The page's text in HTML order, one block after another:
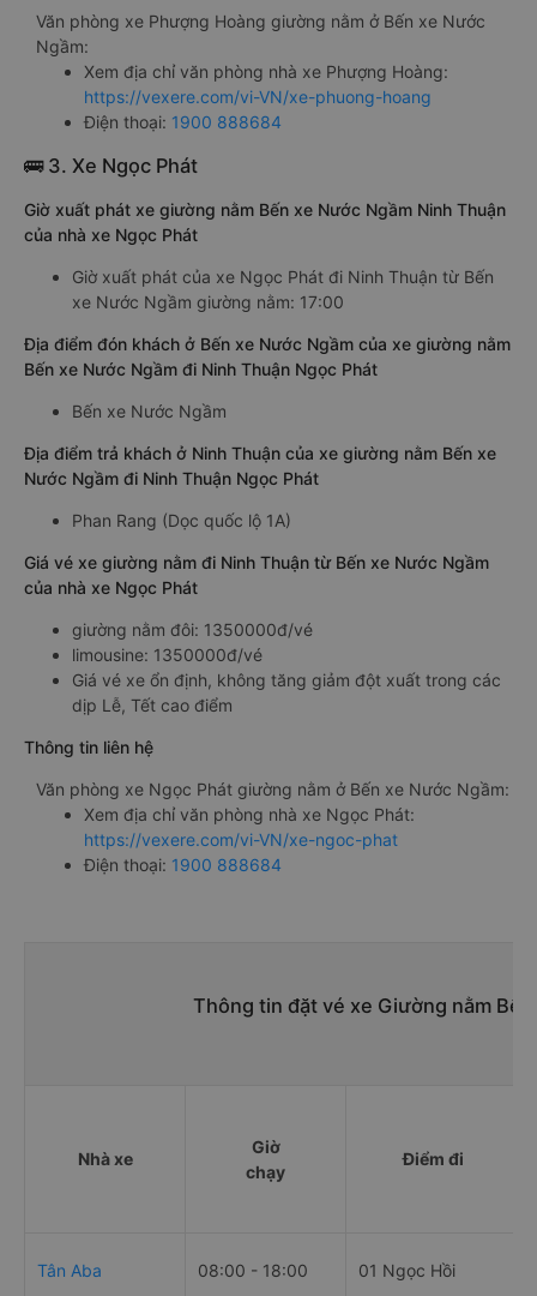
Văn phòng xe Phượng Hoàng giường nằm ở Bến xe Nước
Ngầm:
Xem địa chỉ văn phòng nhà xe Phượng Hoàng:
https://vexere.com/vi-VN/xe-phuong-hoang
Điện thoại: 1900 888684
🚌 3. Xe Ngọc Phát
Giờ xuất phát xe giường nằm Bến xe Nước Ngầm Ninh Thuận
của nhà xe Ngọc Phát
Giờ xuất phát của xe Ngọc Phát đi Ninh Thuận từ Bến
xe Nước Ngầm giường nằm: 17:00
Địa điểm đón khách ở Bến xe Nước Ngầm của xe giường nằm
Bến xe Nước Ngầm đi Ninh Thuận Ngọc Phát
Bến xe Nước Ngầm
Địa điểm trả khách ở Ninh Thuận của xe giường nằm Bến xe
Nước Ngầm đi Ninh Thuận Ngọc Phát
Phan Rang (Dọc quốc lộ 1A)
Giá vé xe giường nằm đi Ninh Thuận từ Bến xe Nước Ngầm
của nhà xe Ngọc Phát
giường nằm đôi: 1350000đ/vé
limousine: 1350000đ/vé
Giá vé xe ổn định, không tăng giảm đột xuất trong các
dịp Lễ, Tết cao điểm
Thông tin liên hệ
Văn phòng xe Ngọc Phát giường nằm ở Bến xe Nước Ngầm:
Xem địa chỉ văn phòng nhà xe Ngọc Phát:
https://vexere.com/vi-VN/xe-ngoc-phat
Điện thoại: 1900 888684
Thông tin đặt vé xe Giường nằm
Nhà xe
Giờ
chạy
Điểm đi
Tân Aba 08:00 - 18:00 01 Ngọc Hồi